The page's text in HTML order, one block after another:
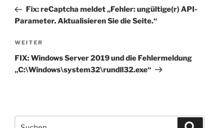
Beitrag
Fix: reCaptcha meldet „Fehler: ungültige(r) API-
Parameter. Aktualisieren Sie die Seite.“
Nächster
Beitrag
WEITER
FIX: Windows Server 2019 und die Fehlermeldung
„C:\Windows\system32\rundll32.exe“